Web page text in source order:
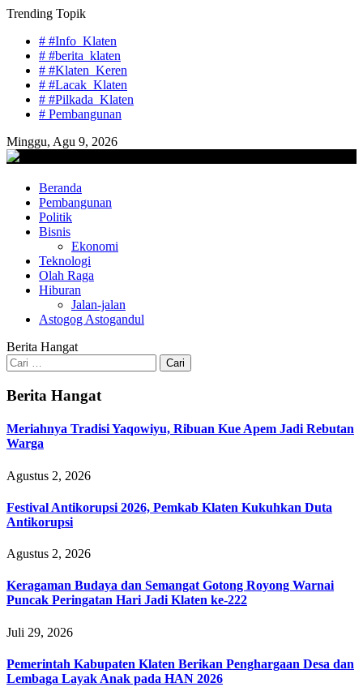
Skip
content
Trending Topik
# #Info_Klaten
# #berita_klaten
# #Klaten_Keren
# #Lacak_Klaten
# #Pilkada_Klaten
# Pembangunan
Minggu, Agu 9, 2026
lacaknews.com
Lacak Gaya Baru
Beranda
Pembangunan
Politik
Bisnis
Ekonomi
Teknologi
Olah Raga
Hiburan
Jalan-jalan
Astogog Astogandul
Berita Hangat
Cari
untuk:
Berita Hangat
Meriahnya Tradisi Yaqowiyu, Ribuan Kue Apem Jadi Rebutan
Warga
Agustus 2, 2026
Festival Antikorupsi 2026, Pemkab Klaten Kukuhkan Duta
Antikorupsi
Agustus 2, 2026
Keragaman Budaya dan Semangat Gotong Royong Warnai
Puncak Peringatan Hari Jadi Klaten ke-222
Juli 29, 2026
Pemerintah Kabupaten Klaten Berikan Penghargaan Desa dan
Lembaga Layak Anak pada HAN 2026